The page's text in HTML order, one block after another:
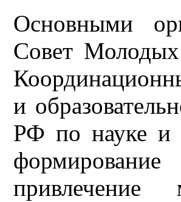
Основными
Совет
и
РФ по науке и